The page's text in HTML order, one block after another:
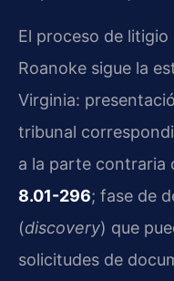
El proceso de
Roanoke sigue la
Virginia:
tribunal
a la parte contraria
8.01-296; fase de
(discovery) que
solicitudes de